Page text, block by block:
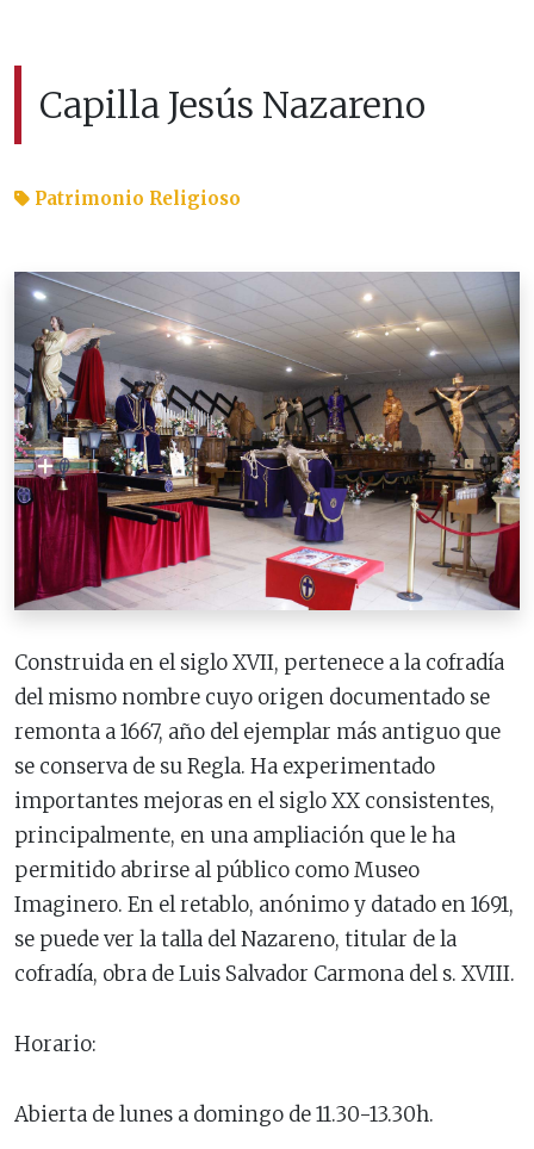
Capilla Jesús Nazareno
Patrimonio Religioso
Construida en el siglo XVII, pertenece a la cofradía
del mismo nombre cuyo origen documentado se
remonta a 1667, año del ejemplar más antiguo que
se conserva de su Regla. Ha experimentado
importantes mejoras en el siglo XX consistentes,
principalmente, en una ampliación que le ha
permitido abrirse al público como Museo
Imaginero. En el retablo, anónimo y datado en 1691,
se puede ver la talla del Nazareno, titular de la
cofradía, obra de Luis Salvador Carmona del s. XVIII.
Horario:
Abierta de lunes a domingo de 11.30-13.30h.